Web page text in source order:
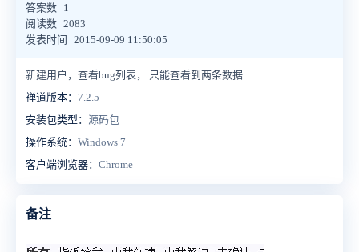
答案数 1
阅读数 2083
发表时间
2015-09-09 11:50:05
新建用户，查看bug列表， 只能查看到两条数据
禅道版本： 7.2.5
安装包类型： 源码包
操作系统： Windows 7
客户端浏览器： Chrome
备注